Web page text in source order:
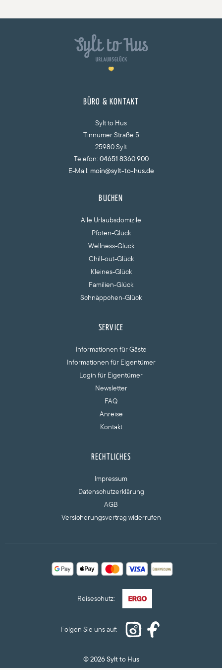
BÜRO & KONTAKT
Sylt to Hus
Tinnumer Straße 5
25980 Sylt
Telefon: 04651 8360 900
E-Mail: moin@sylt-to-hus.de
BUCHEN
Alle Urlaubsdomizile
Pfoten-Glück
Wellness-Glück
Chill-out-Glück
Kleines-Glück
Familien-Glück
Schnäppchen-Glück
SERVICE
Informationen für Gäste
Informationen für Eigentümer
Login für Eigentümer
Newsletter
FAQ
Anreise
Kontakt
RECHTLICHES
Impressum
Datenschutzerklärung
AGB
Versicherungsvertrag widerrufen
© 2026 Sylt to Hus